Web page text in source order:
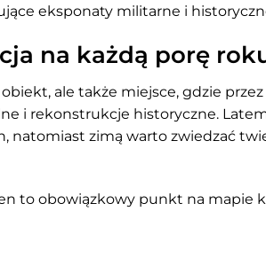
eksponaty militarne i
na każdą porę
ale także miejsce, gdzie przez
i rekonstrukcje historyczne.
natomiast zimą warto zwiedzać
to obowiązkowy punkt na mapie